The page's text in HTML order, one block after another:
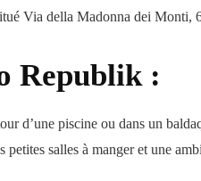
Via della Madonna dei Monti,
Republik :
d’une piscine ou dans un
petites salles à manger et une